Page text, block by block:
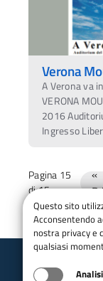
Verona
A Verona va
VERONA
2016
Ingresso
Pagina 15
di 15
«
Questo sito
Acconsentendo
nostra privacy e
qualsiasi
Analisi